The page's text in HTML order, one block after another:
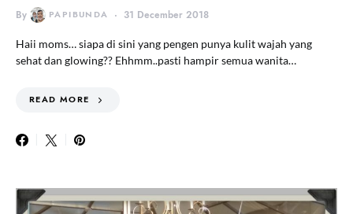
By PAPIBUNDA 31 December 2018
Haii moms… siapa di sini yang pengen punya kulit wajah yang
sehat dan glowing?? Ehhmm..pasti hampir semua wanita…
READ MORE